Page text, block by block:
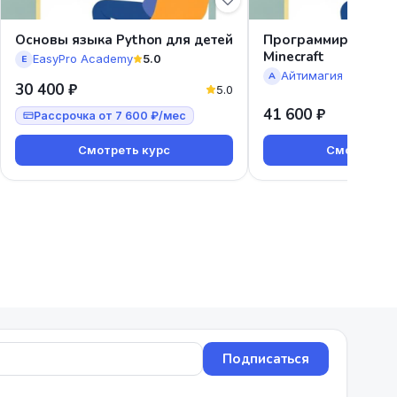
Основы языка Python для детей
E EasyPro Academy 5.0
30 400 ₽ 5.0
Рассрочка от 7 600 ₽/мес
Смотреть курс
Minecraft
А
41 600 ₽
Смотреть
Подписаться